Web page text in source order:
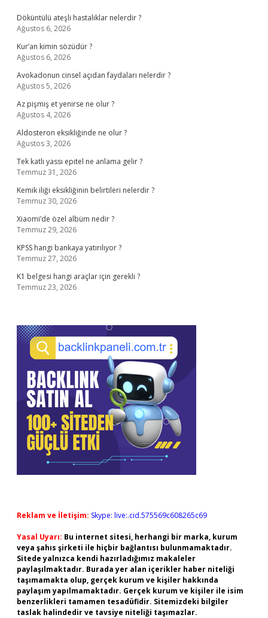
Döküntülü ateşli hastalıklar nelerdir ?
Ağustos 6, 2026
Kur’an kimin sözüdür ?
Ağustos 6, 2026
Avokadonun cinsel açıdan faydaları nelerdir ?
Ağustos 5, 2026
Az pişmiş et yenirse ne olur ?
Ağustos 4, 2026
Aldosteron eksikliğinde ne olur ?
Ağustos 3, 2026
Tek katlı yassı epitel ne anlama gelir ?
Temmuz 31, 2026
Kemik iliği eksikliğinin belirtileri nelerdir ?
Temmuz 30, 2026
Xiaomi’de özel albüm nedir ?
Temmuz 29, 2026
KPSS hangi bankaya yatırılıyor ?
Temmuz 27, 2026
K1 belgesi hangi araçlar için gerekli ?
Temmuz 23, 2026
Reklam ve İletişim: Skype: live:.cid.575569c608265c69
Yasal Uyarı: Bu internet sitesi, herhangi bir marka, kurum
veya şahıs şirketi ile hiçbir bağlantısı bulunmamaktadır.
Sitede yalnızca kendi hazırladığımız makaleler
paylaşılmaktadır. Burada yer alan içerikler haber niteliği
taşımamakta olup, gerçek kurum ve kişiler hakkında
paylaşım yapılmamaktadır. Gerçek kurum ve kişiler ile isim
benzerlikleri tamamen tesadüfidir. Sitemizdeki bilgiler
taslak halindedir ve tavsiye niteliği taşımazlar.